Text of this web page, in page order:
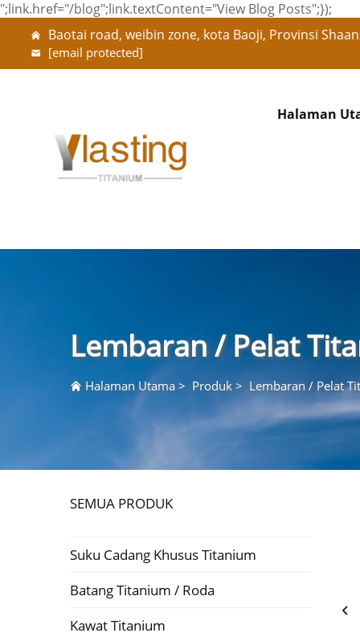
";link.href="/blog";link.textContent="View Blog Posts";});
Baotai road, weibin zone, kota Baoji, Provinsi
[email protected]
Halaman
Lembaran / Pelat
Halaman Utama > Produk > Lembaran / Pelat
SEMUA PRODUK
Suku Cadang Khusus Titanium
Batang Titanium / Roda
Kawat Titanium